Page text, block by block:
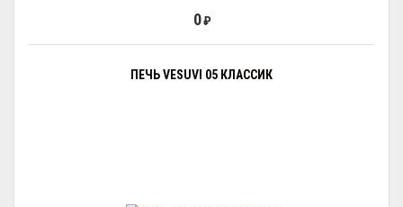
0₽
ПЕЧЬ VESUVI 05 КЛАССИК